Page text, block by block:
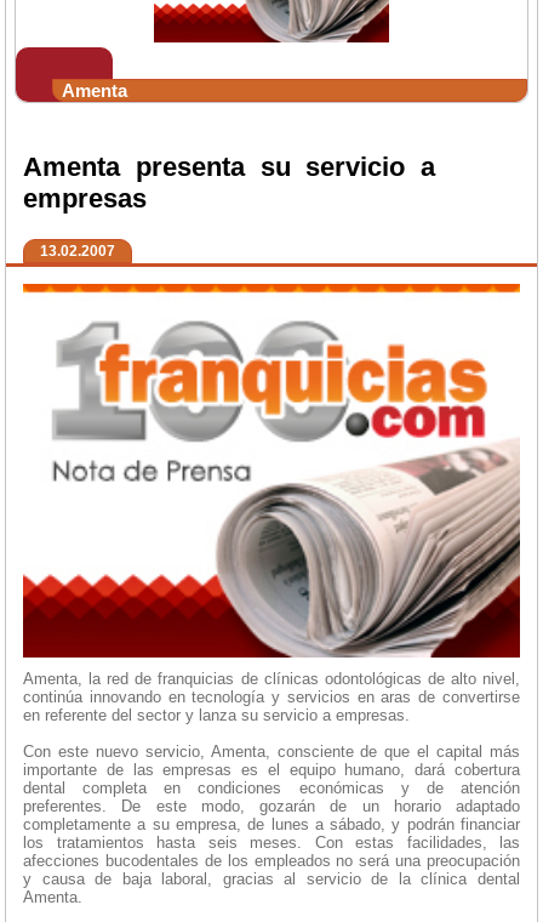
Amenta
Amenta presenta su servicio a
empresas
13.02.2007
Amenta, la red de franquicias de clínicas odontológicas de alto nivel,
continúa innovando en tecnología y servicios en aras de convertirse
en referente del sector y lanza su servicio a empresas.
Con este nuevo servicio, Amenta, consciente de que el capital más
importante de las empresas es el equipo humano, dará cobertura
dental completa en condiciones económicas y de atención
preferentes. De este modo, gozarán de un horario adaptado
completamente a su empresa, de lunes a sábado, y podrán financiar
los tratamientos hasta seis meses. Con estas facilidades, las
afecciones bucodentales de los empleados no será una preocupación
y causa de baja laboral, gracias al servicio de la clínica dental
Amenta.